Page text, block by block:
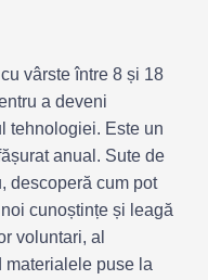
vârste între 8 și 18
a deveni
tehnologiei. Este un
anual. Sute de
descoperă cum pot
cunoștințe și leagă
voluntari, al
materialele puse la